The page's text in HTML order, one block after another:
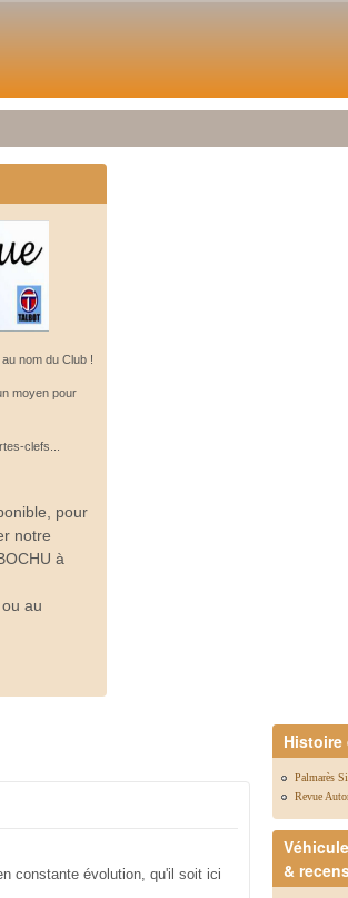
nom du Club !
moyen pour
clefs...
pour
notre
à
au
constante évolution, qu'il soit ici
Histoire
Palmarès
Revue
&